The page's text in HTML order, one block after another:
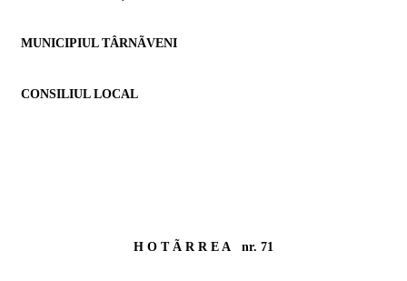
MUNICIPIUL TÂRNÃVENI
CONSILIUL LOCAL
H O T Ã R R E A nr. 71